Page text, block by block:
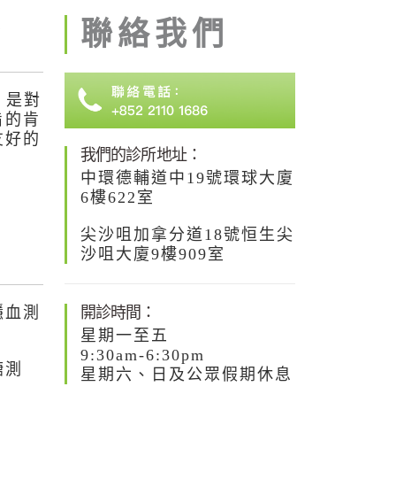
是對
肯
的
測
聯絡我們
我們的診所地址：
中環德輔道中19號環球大廈
6樓622室
尖沙咀加拿分道18號恒生尖
沙咀大廈9樓909室
開診時間：
星期一至五
9:30am-6:30pm
星期六、日及公眾假期休息